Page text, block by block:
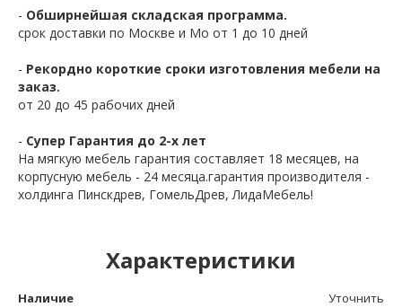
- Обширнейшая складская программа.
срок доставки по Москве и Мо от 1 до 10 дней
- Рекордно короткие сроки изготовления мебели на
заказ.
от 20 до 45 рабочих дней
- Супер Гарантия до 2-х лет
На мягкую мебель гарантия составляет 18 месяцев, на
корпусную мебель - 24 месяца.гарантия производителя -
холдинга Пинскдрев, ГомельДрев, ЛидаМебель!
Характеристики
Наличие Уточнить